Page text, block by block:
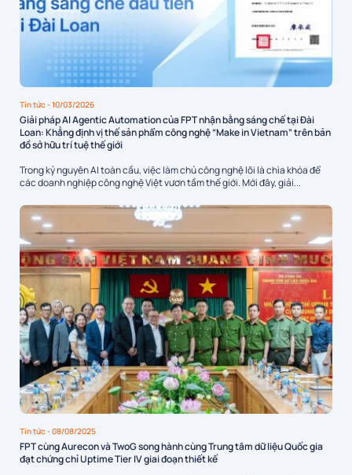
Tin tức- 10/03/2026
Giải pháp AI Agentic Automation của FPT nhận bằng sáng chế tại Đài
Loan: Khẳng định vị thế sản phẩm công nghệ “Make in Vietnam” trên bản
đồ sở hữu trí tuệ thế giới
Trong kỷ nguyên AI toàn cầu, việc làm chủ công nghệ lõi là chìa khóa để
các doanh nghiệp công nghệ Việt vươn tầm thế giới. Mới đây, giải...
Tin tức- 08/08/2025
FPT cùng Aurecon và TwoG song hành cùng Trung tâm dữ liệu Quốc gia
đạt chứng chỉ Uptime Tier IV giai đoạn thiết kế